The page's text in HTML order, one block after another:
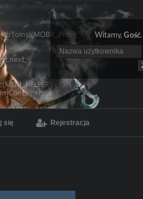
Witamy, Gość.
się Rejestracja